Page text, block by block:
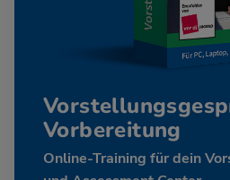
Vorbereitung
Online-Training für dein